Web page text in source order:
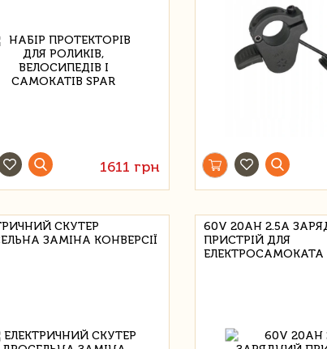
1611 грн
СКУТЕР
ЗАМІНА КОНВЕРСІЇ
60V 20AH 2.5A
ПРИСТРІЙ ДЛЯ
ЕЛЕКТРОСАМОКАТА